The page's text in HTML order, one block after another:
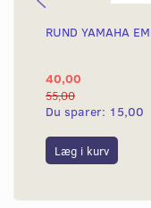
RUND YAMAHA
40,00
55,00
Du sparer: 15,00
Læg i kurv